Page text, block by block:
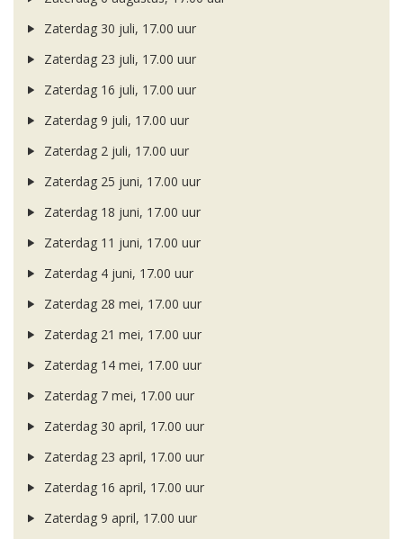
Zaterdag 30 juli, 17.00 uur
Zaterdag 23 juli, 17.00 uur
Zaterdag 16 juli, 17.00 uur
Zaterdag 9 juli, 17.00 uur
Zaterdag 2 juli, 17.00 uur
Zaterdag 25 juni, 17.00 uur
Zaterdag 18 juni, 17.00 uur
Zaterdag 11 juni, 17.00 uur
Zaterdag 4 juni, 17.00 uur
Zaterdag 28 mei, 17.00 uur
Zaterdag 21 mei, 17.00 uur
Zaterdag 14 mei, 17.00 uur
Zaterdag 7 mei, 17.00 uur
Zaterdag 30 april, 17.00 uur
Zaterdag 23 april, 17.00 uur
Zaterdag 16 april, 17.00 uur
Zaterdag 9 april, 17.00 uur